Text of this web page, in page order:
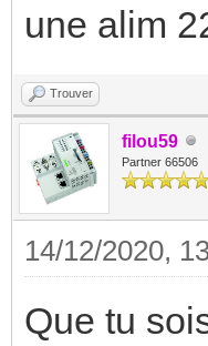
une alim
Trouver
filou59
Partner 66506
14/12/2020,
Que tu